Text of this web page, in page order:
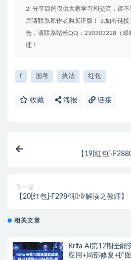
2. 分享目的仅供大家学习和交流，请
用请联系原作者购买正版！ 3.如有链
告，请联系站长QQ：250303228（邮
理！
f 国考 执法 红包
收藏 海报 链接
【19[红包
下一篇
【20[红包]·F2984职业解读之教师】
相关文章
Krita AI第12期全能
应用+局部修复+扩